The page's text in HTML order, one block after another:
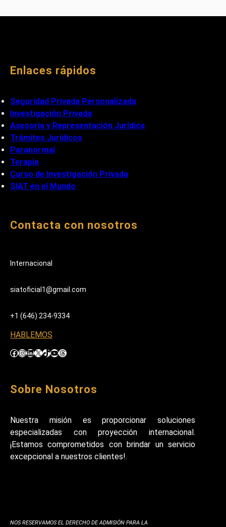
Enlaces rápidos
Seguridad Privada Personalizada
Investigación Privada
Asesoría y Representación Jurídica
Trámites Jurídicos
Paranormal
Terapia
Curso de Investigación Privada
SIAT en el Mundo
Contacta con nosotros
Internacional
siatoficial1@gmail.com
+1 (646) 234-9334
HABLEMOS
Facebook InstagramLinkedIn X TikTok YouTube Threads
Sobre Nosotros
Nuestra misión es proporcionar soluciones
especializadas con proyección internacional.
¡Estamos comprometidos con brindar un servicio
excepcional a nuestros clientes!.
NOS RESERVAMOS EL DERECHO DE ADMISIÓN PARA LA